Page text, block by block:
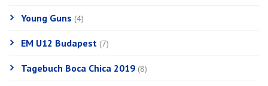
Young Guns (4)
EM U12 Budapest (7)
Tagebuch Boca Chica 2019 (8)